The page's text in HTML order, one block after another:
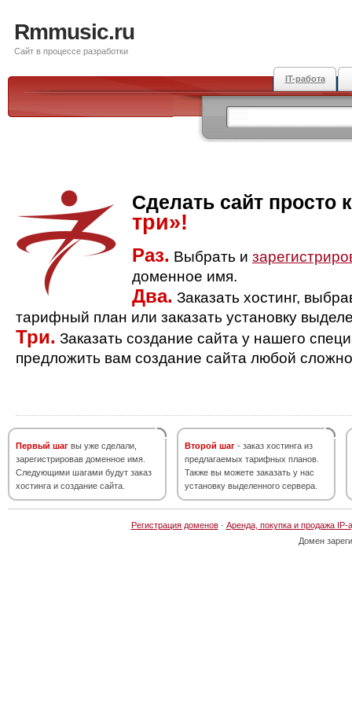
Rmmusic.ru
Сайт в процессе разработки
IT-работа
Сделать сайт просто
три»!
Раз. Выбрать и
доменное имя.
Два. Заказать хостинг,
тарифный план или заказать установку
Три. Заказать создание сайта у нашего
предложить вам создание сайта любой
Первый шаг вы уже сделали,
зарегистрировав доменное имя.
Следующими шагами будут заказ
хостинга и создание сайта.
Второй шаг - заказ хостинга из
предлагаемых тарифных планов.
Также вы можете заказать у нас
установку выделенного сервера.
Регистрация доменов· Аренда, покупка и продажа IP-
Домен